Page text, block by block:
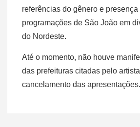
referências do gênero e
programações de São João em
do Nordeste.
Até o momento, não houve
das prefeituras citadas pelo
cancelamento das apresentações.